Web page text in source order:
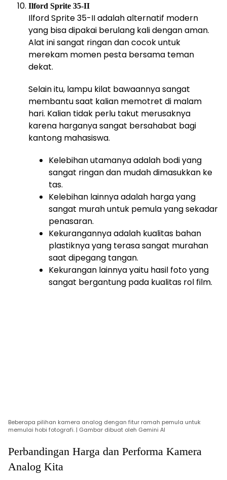
Ilford Sprite 35-II
Ilford Sprite 35-II adalah alternatif modern
yang bisa dipakai berulang kali dengan aman.
Alat ini sangat ringan dan cocok untuk
merekam momen pesta bersama teman
dekat.
Selain itu, lampu kilat bawaannya sangat
membantu saat kalian memotret di malam
hari. Kalian tidak perlu takut merusaknya
karena harganya sangat bersahabat bagi
kantong mahasiswa.
Kelebihan utamanya adalah bodi yang
sangat ringan dan mudah dimasukkan ke
tas.
Kelebihan lainnya adalah harga yang
sangat murah untuk pemula yang sekadar
penasaran.
Kekurangannya adalah kualitas bahan
plastiknya yang terasa sangat murahan
saat dipegang tangan.
Kekurangan lainnya yaitu hasil foto yang
sangat bergantung pada kualitas rol film.
Beberapa pilihan kamera analog dengan fitur ramah pemula untuk
memulai hobi fotografi. | Gambar dibuat oleh Gemini AI
Perbandingan Harga dan Performa Kamera
Analog Kita